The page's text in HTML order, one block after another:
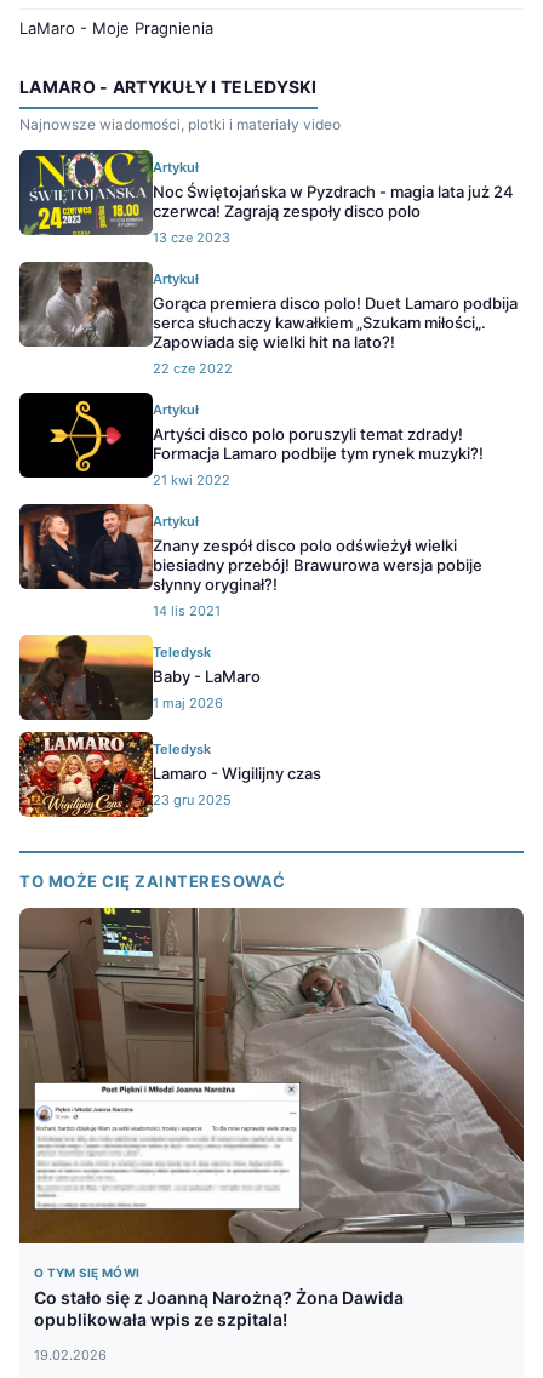
LaMaro - Moje Pragnienia
LAMARO - ARTYKUŁY I TELEDYSKI
Najnowsze wiadomości, plotki i materiały video
Artykuł
Noc Świętojańska w Pyzdrach - magia lata już 24
czerwca! Zagrają zespoły disco polo
13 cze 2023
Artykuł
Gorąca premiera disco polo! Duet Lamaro podbija
serca słuchaczy kawałkiem „Szukam miłości„.
Zapowiada się wielki hit na lato?!
22 cze 2022
Artykuł
Artyści disco polo poruszyli temat zdrady!
Formacja Lamaro podbije tym rynek muzyki?!
21 kwi 2022
Artykuł
Znany zespół disco polo odświeżył wielki
biesiadny przebój! Brawurowa wersja pobije
słynny oryginał?!
14 lis 2021
Teledysk
Baby - LaMaro
1 maj 2026
Teledysk
Lamaro - Wigilijny czas
23 gru 2025
TO MOŻE CIĘ ZAINTERESOWAĆ
O TYM SIĘ MÓWI
Co stało się z Joanną Narożną? Żona Dawida
opublikowała wpis ze szpitala!
19.02.2026